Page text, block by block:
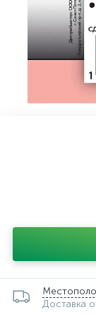
Доставка